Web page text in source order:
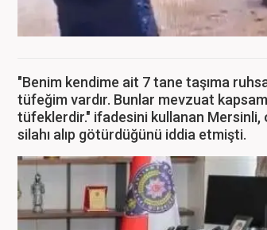
"Benim kendime ait 7 tane taşıma
tüfeğim vardır. Bunlar mevzuat
tüfeklerdir." ifadesini kullanan Mersinli,
silahı alıp götürdüğünü iddia etmişti.